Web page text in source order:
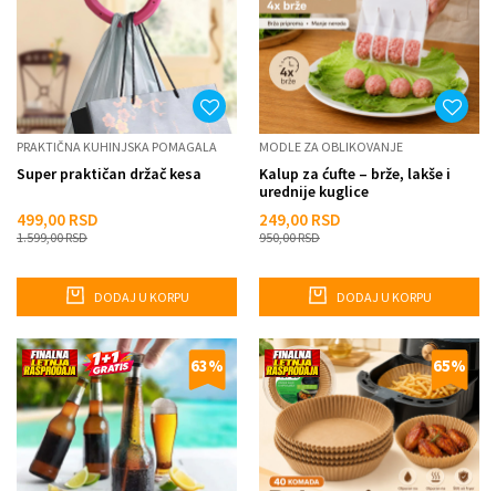
PRAKTIČNA KUHINJSKA POMAGALA
Super praktičan držač kesa
499,00 RSD
1.599,00RSD
DODAJ U KORPU
MODLE ZA OBLIKOVANJE
Kalup za ćufte – brže, lakše i
urednije kuglice
249,00 RSD
950,00RSD
DODAJ U KORPU
63% 65%